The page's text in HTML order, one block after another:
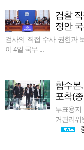
검찰
정안
검사의 직접 수사 권한과
이 4일 국무 ...
합수본
포착(
투표용
거관리위